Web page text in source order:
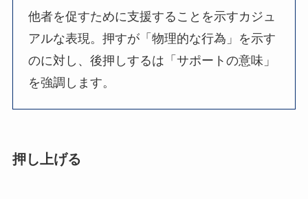
他者を促すために支援することを示すカジュ
アルな表現。押すが「物理的な行為」を示す
のに対し、後押しするは「サポートの意味」
を強調します。
押し上げる